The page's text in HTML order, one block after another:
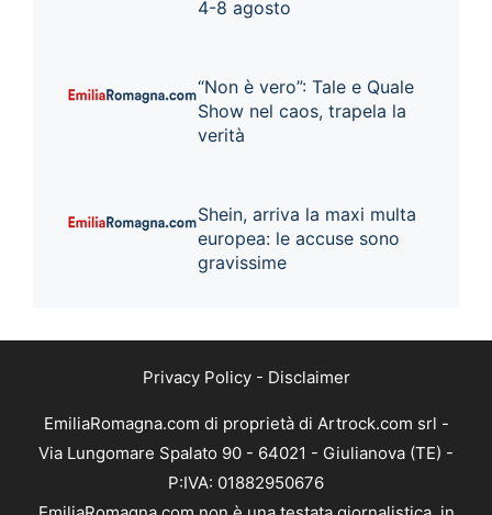
4-8 agosto
“Non è vero”: Tale e Quale
Show nel caos, trapela la
verità
Shein, arriva la maxi multa
europea: le accuse sono
gravissime
Privacy Policy- Disclaimer
EmiliaRomagna.com di proprietà di Artrock.com srl -
Via Lungomare Spalato 90 - 64021 - Giulianova (TE) -
P:IVA: 01882950676